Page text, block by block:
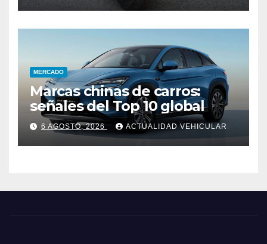
MERCADO
Marcas chinas de carros:
señales del Top 10 global
6 AGOSTO, 2026 ACTUALIDAD VEHICULAR